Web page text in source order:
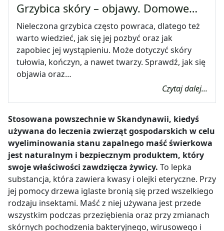
Grzybica skóry – objawy. Domowe…
Nieleczona grzybica często powraca, dlatego też
warto wiedzieć, jak się jej pozbyć oraz jak
zapobiec jej wystąpieniu. Może dotyczyć skóry
tułowia, kończyn, a nawet twarzy. Sprawdź, jak się
objawia oraz…
Czytaj dalej...
Stosowana powszechnie w Skandynawii, kiedyś
używana do leczenia zwierząt gospodarskich w celu
wyeliminowania stanu zapalnego maść świerkowa
jest naturalnym i bezpiecznym produktem, który
swoje właściwości zawdzięcza żywicy. To lepka
substancja, która zawiera kwasy i olejki eteryczne. Przy
jej pomocy drzewa iglaste bronią się przed wszelkiego
rodzaju insektami. Maść z niej używana jest przede
wszystkim podczas przeziębienia oraz przy zmianach
skórnych pochodzenia bakteryjnego, wirusowego i